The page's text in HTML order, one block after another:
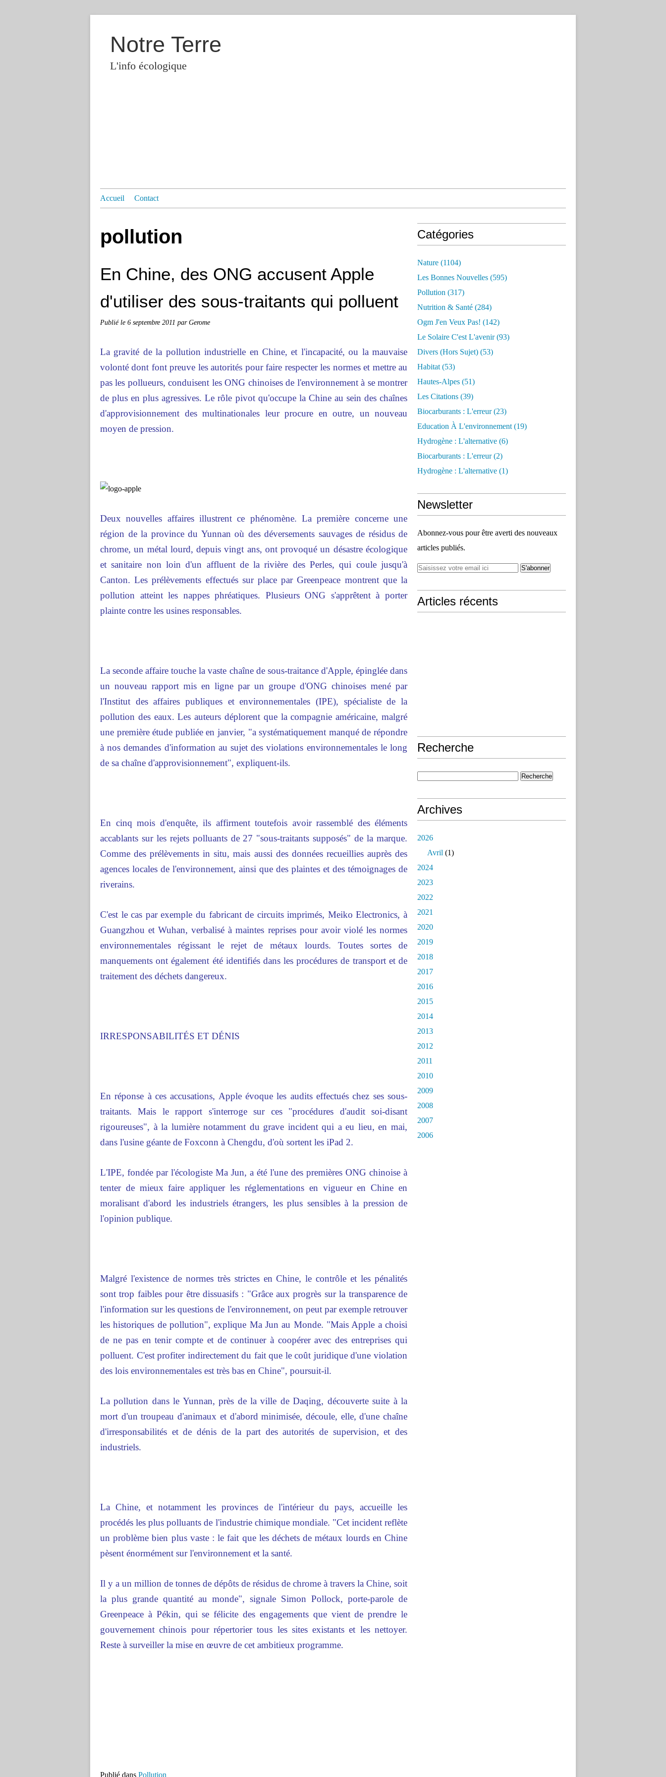
Notre Terre
L'info écologique
Accueil Contact
pollution
En Chine, des ONG accusent Apple
d'utiliser des sous-traitants qui polluent
Publié le 6 septembre 2011 par Gerome
La gravité de la pollution industrielle en Chine, et l'incapacité, ou la mauvaise
volonté dont font preuve les autorités pour faire respecter les normes et mettre au
pas les pollueurs, conduisent les ONG chinoises de l'environnement à se montrer
de plus en plus agressives. Le rôle pivot qu'occupe la Chine au sein des chaînes
d'approvisionnement des multinationales leur procure en outre, un nouveau
moyen de pression.
Deux nouvelles affaires illustrent ce phénomène. La première concerne une
région de la province du Yunnan où des déversements sauvages de résidus de
chrome, un métal lourd, depuis vingt ans, ont provoqué un désastre écologique
et sanitaire non loin d'un affluent de la rivière des Perles, qui coule jusqu'à
Canton. Les prélèvements effectués sur place par Greenpeace montrent que la
pollution atteint les nappes phréatiques. Plusieurs ONG s'apprêtent à porter
plainte contre les usines responsables.
La seconde affaire touche la vaste chaîne de sous-traitance d'Apple, épinglée dans
un nouveau rapport mis en ligne par un groupe d'ONG chinoises mené par
l'Institut des affaires publiques et environnementales (IPE), spécialiste de la
pollution des eaux. Les auteurs déplorent que la compagnie américaine, malgré
une première étude publiée en janvier, "a systématiquement manqué de répondre
à nos demandes d'information au sujet des violations environnementales le long
de sa chaîne d'approvisionnement", expliquent-ils.
En cinq mois d'enquête, ils affirment toutefois avoir rassemblé des éléments
accablants sur les rejets polluants de 27 "sous-traitants supposés" de la marque.
Comme des prélèvements in situ, mais aussi des données recueillies auprès des
agences locales de l'environnement, ainsi que des plaintes et des témoignages de
riverains.
C'est le cas par exemple du fabricant de circuits imprimés, Meiko Electronics, à
Guangzhou et Wuhan, verbalisé à maintes reprises pour avoir violé les normes
environnementales régissant le rejet de métaux lourds. Toutes sortes de
manquements ont également été identifiés dans les procédures de transport et de
traitement des déchets dangereux.
IRRESPONSABILITÉS ET DÉNIS
En réponse à ces accusations, Apple évoque les audits effectués chez ses sous-
traitants. Mais le rapport s'interroge sur ces "procédures d'audit soi-disant
rigoureuses", à la lumière notamment du grave incident qui a eu lieu, en mai,
dans l'usine géante de Foxconn à Chengdu, d'où sortent les iPad 2.
L'IPE, fondée par l'écologiste Ma Jun, a été l'une des premières ONG chinoise à
tenter de mieux faire appliquer les réglementations en vigueur en Chine en
moralisant d'abord les industriels étrangers, les plus sensibles à la pression de
l'opinion publique.
Malgré l'existence de normes très strictes en Chine, le contrôle et les pénalités
sont trop faibles pour être dissuasifs : "Grâce aux progrès sur la transparence de
l'information sur les questions de l'environnement, on peut par exemple retrouver
les historiques de pollution", explique Ma Jun au Monde. "Mais Apple a choisi
de ne pas en tenir compte et de continuer à coopérer avec des entreprises qui
polluent. C'est profiter indirectement du fait que le coût juridique d'une violation
des lois environnementales est très bas en Chine", poursuit-il.
La pollution dans le Yunnan, près de la ville de Daqing, découverte suite à la
mort d'un troupeau d'animaux et d'abord minimisée, découle, elle, d'une chaîne
d'irresponsabilités et de dénis de la part des autorités de supervision, et des
industriels.
La Chine, et notamment les provinces de l'intérieur du pays, accueille les
procédés les plus polluants de l'industrie chimique mondiale. "Cet incident reflète
un problème bien plus vaste : le fait que les déchets de métaux lourds en Chine
pèsent énormément sur l'environnement et la santé.
Il y a un million de tonnes de dépôts de résidus de chrome à travers la Chine, soit
la plus grande quantité au monde", signale Simon Pollock, porte-parole de
Greenpeace à Pékin, qui se félicite des engagements que vient de prendre le
gouvernement chinois pour répertorier tous les sites existants et les nettoyer.
Reste à surveiller la mise en œuvre de cet ambitieux programme.
Publié dans Pollution
Catégories
Nature (1104)
Les Bonnes Nouvelles (595)
Pollution (317)
Nutrition & Santé (284)
Ogm J'en Veux Pas! (142)
Le Solaire C'est L'avenir(93)
Divers (hors Sujet) (53)
Habitat (53)
Hautes-Alpes (51)
Les Citations (39)
Biocarburants : L'erreur(23)
Education À L'environnement (19)
Hydrogène : L'alternative (6)
Biocarburants : L'erreur(2)
Hydrogène : L'alternative (1)
Newsletter
Abonnez-vous pour être averti des nouveaux
articles publiés.
Articles récents
Recherche
Archives
2026
Avril (1)
2024
2023
2022
2021
2020
2019
2018
2017
2016
2015
2014
2013
2012
2011
2010
2009
2008
2007
2006